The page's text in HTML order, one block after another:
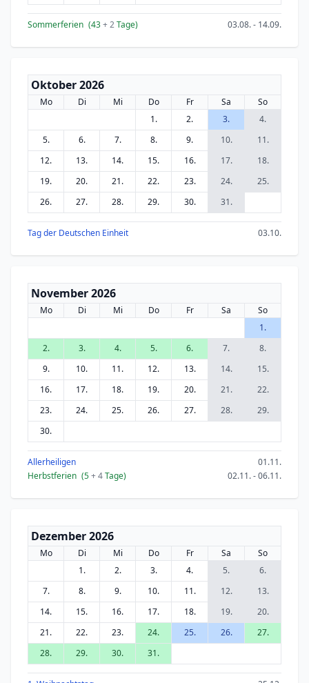
Sommerferien (43+ 2Tage) 03.08. - 14.09.
Oktober 2026
Mo Di Mi Do Fr Sa
So
1.
2. 3.
4.
5.
6. 7. 8. 9. 10.
11.
12.
13. 14. 15. 16. 17.
18.
19.
20. 21. 22. 23. 24.
25.
26.
27. 28. 29. 30. 31.
Tag der Deutschen Einheit 03.10.
November 2026
Mo Di Mi Do Fr Sa
So
1.
2.
3. 4. 5. 6. 7.
8.
9.
10. 11. 12. 13. 14.
15.
16.
17. 18. 19. 20. 21.
22.
23.
24. 25. 26. 27. 28.
29.
30.
Allerheiligen
01.11.
Herbstferien (5+ 4Tage) 02.11. - 06.11.
Dezember 2026
Mo Di Mi Do Fr Sa
So
1.
2. 3. 4. 5.
6.
7.
8. 9. 10. 11. 12.
13.
14.
15. 16. 17. 18. 19.
20.
21.
22. 23. 24. 25. 26.
27.
28.
29. 30. 31.